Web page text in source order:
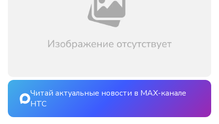
Читай актуальные новости в MAX-канале
НТС